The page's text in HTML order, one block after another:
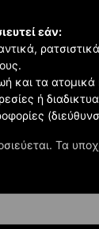
Τα
εάν:
και τα
ή